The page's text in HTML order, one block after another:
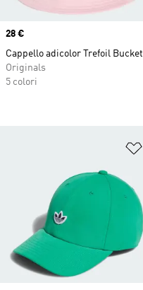
Price
28 €
Cappello adicolor Trefoil Bucket
Originals
5 colori